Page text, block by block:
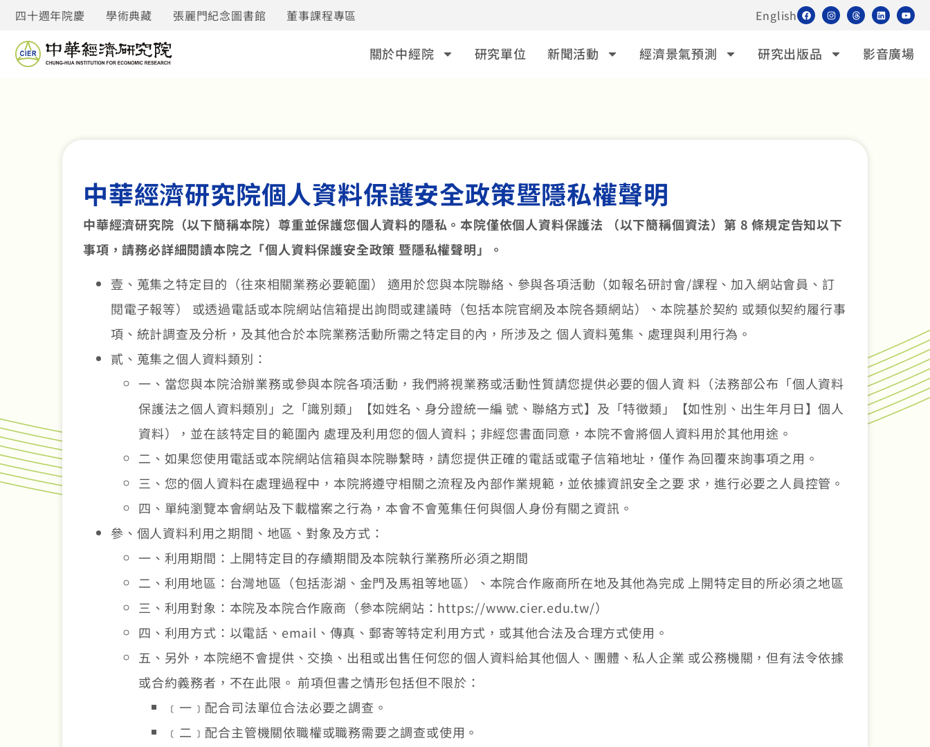
四十週年院慶 學術典藏 張麗門紀念圖書館 董事課程專區 English
關於中經院 研究單位 新聞活動 經濟景氣預測 研究出版品 影音廣場
中華經濟研究院個人資料保護安全政策暨隱私權聲明
中華經濟研究院（以下簡稱本院）尊重並保護您個人資料的隱私。本院僅依個人資料保護法 （以下簡稱個資法）第 8 條規定告知以下
事項，請務必詳細閱讀本院之「個人資料保護安全政策 暨隱私權聲明」。
壹、蒐集之特定目的（往來相關業務必要範圍） 適用於您與本院聯絡、參與各項活動（如報名研討會/課程、加入網站會員、訂
閱電子報等） 或透過電話或本院網站信箱提出詢問或建議時（包括本院官網及本院各類網站）、本院基於契約 或類似契約履行事
項、統計調查及分析，及其他合於本院業務活動所需之特定目的內，所涉及之 個人資料蒐集、處理與利用行為。
貳、蒐集之個人資料類別：
一、當您與本院洽辦業務或參與本院各項活動，我們將視業務或活動性質請您提供必要的個人資 料（法務部公布「個人資料
保護法之個人資料類別」之「識別類」【如姓名、身分證統一編 號、聯絡方式】及「特徵類」【如性別、出生年月日】個人
資料），並在該特定目的範圍內 處理及利用您的個人資料；非經您書面同意，本院不會將個人資料用於其他用途。
二、如果您使用電話或本院網站信箱與本院聯繫時，請您提供正確的電話或電子信箱地址，僅作 為回覆來詢事項之用。
三、您的個人資料在處理過程中，本院將遵守相關之流程及內部作業規範，並依據資訊安全之要 求，進行必要之人員控管。
四、單純瀏覽本會網站及下載檔案之行為，本會不會蒐集任何與個人身份有關之資訊。
參、個人資料利用之期間、地區、對象及方式：
一、利用期間：上開特定目的存續期間及本院執行業務所必須之期間
二、利用地區：台灣地區（包括澎湖、金門及馬祖等地區）、本院合作廠商所在地及其他為完成 上開特定目的所必須之地區
三、利用對象：本院及本院合作廠商（參本院網站：https://www.cier.edu.tw/）
四、利用方式：以電話、email、傳真、郵寄等特定利用方式，或其他合法及合理方式使用。
五、另外，本院絕不會提供、交換、出租或出售任何您的個人資料給其他個人、團體、私人企業 或公務機關，但有法令依據
或合約義務者，不在此限。 前項但書之情形包括但不限於：
﹝一﹞配合司法單位合法必要之調查。
﹝二﹞配合主管機關依職權或職務需要之調查或使用。